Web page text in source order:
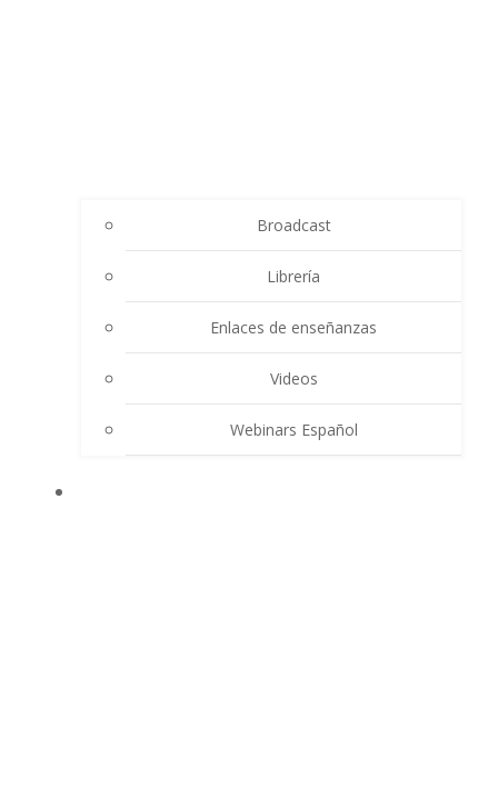
Broadcast
Librería
Enlaces de enseñanzas
Videos
Webinars Español